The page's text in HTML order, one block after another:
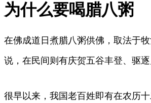
为什么要喝腊八粥
在佛成道日煮腊八粥供佛，取法于
说，在民间则有庆贺五谷丰登、驱逐
很早以来，我国老百姓即有在农历